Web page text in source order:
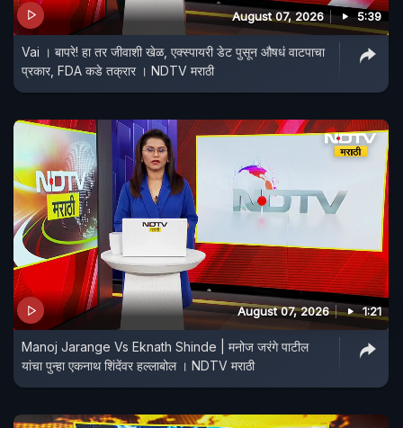
August 07, 2026 5:39
Vai । बापरे! हा तर जीवाशी खेळ, एक्स्पायरी डेट पुसून औषधं वाटपाचा
प्रकार, FDA कडे तक्रार । NDTV मराठी
August 07, 2026 1:21
Manoj Jarange Vs Eknath Shinde | मनोज जरंगे पाटील
यांचा पुन्हा एकनाथ शिंदेंवर हल्लाबोल । NDTV मराठी